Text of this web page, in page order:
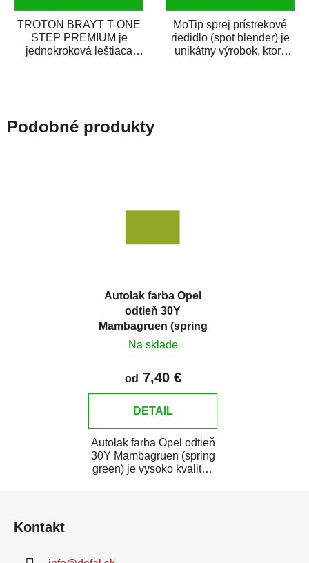
TROTON BRAYT T ONE
STEP PREMIUM je
jednokroková leštiaca
MoTip sprej prístrekové
riedidlo (spot blender) je
unikátny výrobok, ktorý
Podobné produkty
Autolak farba Opel
odtieň 30Y
Mambagruen (spring
green)
Na sklade
od 7,40 €
DETAIL
Autolak farba Opel odtieň
30Y Mambagruen (spring
green) je vysoko kvalitná
Kontakt